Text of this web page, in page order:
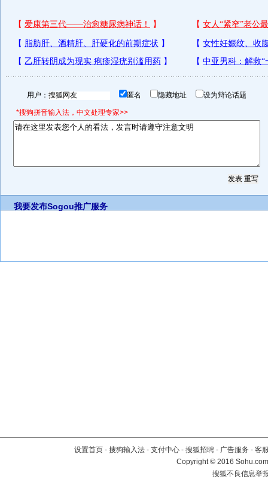
用户： 匿名 隐藏地址 设为辩论话题
*搜狗拼音输入法，中文处理专家>>
我要发布Sogou推广服务
设置首页 - 搜狗输入法 - 支付中心 - 搜狐招聘 - 广告服务 - 客
Copyright©2016
搜狐不良信息举